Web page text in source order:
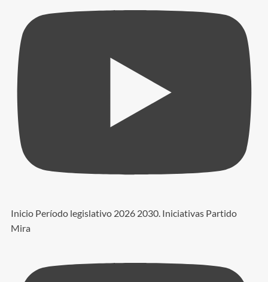
Inicio Período legislativo 2026 2030. Iniciativas Partido
Mira